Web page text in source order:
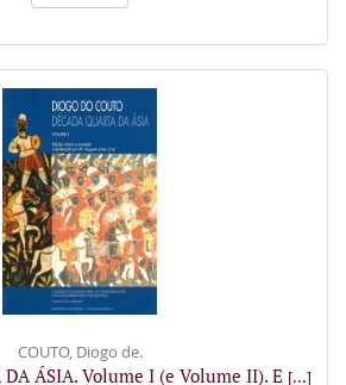
COUTO, Diogo de.
DA ÁSIA. Volume I (e Volume II). E [...]